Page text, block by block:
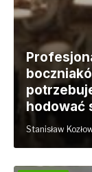
hodować
Stanisław